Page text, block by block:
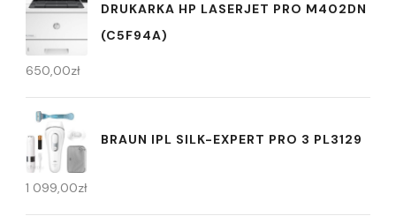
DRUKARKA HP LASERJET PRO M402DN
(C5F94A)
650,00zł
BRAUN IPL SILK-EXPERT PRO 3 PL3129
1 099,00zł